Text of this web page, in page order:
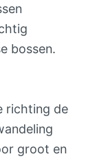
bossen.
richting de
groot en